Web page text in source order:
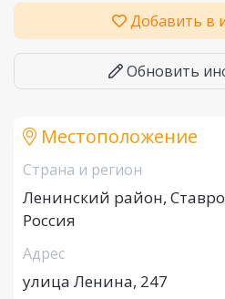
Добавить в
Обновить
Местоположение
Страна и регион
Ленинский район,
Россия
Адрес
улица Ленина, 247